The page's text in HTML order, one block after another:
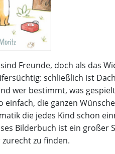
Freunde, doch als das
schließlich ist
wer bestimmt, was
einfach, die ganzen
die jedes Kind schon
Bilderbuch ist ein
zu finden.